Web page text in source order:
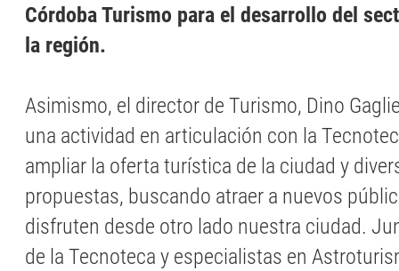
Córdoba Turismo para el desarrollo del
la región.
Asimismo, el director de Turismo, Dino
una actividad en articulación con la
ampliar la oferta turística de la ciudad y
propuestas, buscando atraer a nuevos
disfruten desde otro lado nuestra ciudad.
de la Tecnoteca y especialistas en